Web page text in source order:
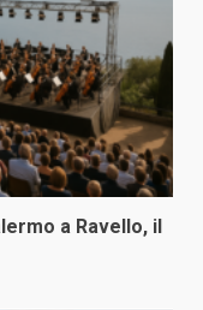
a Ravello, il